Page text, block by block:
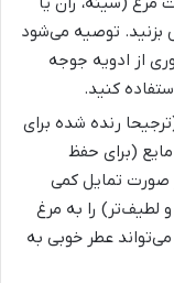
بزنید. توصیه می‌شود
تا ۳ قاشق غذاخوری از ادویه جوجه
کنید.
رنده شده برای
(برای حفظ
صورت تمایل کمی
لطیف‌تر) را به مرغ
عطر خوبی به